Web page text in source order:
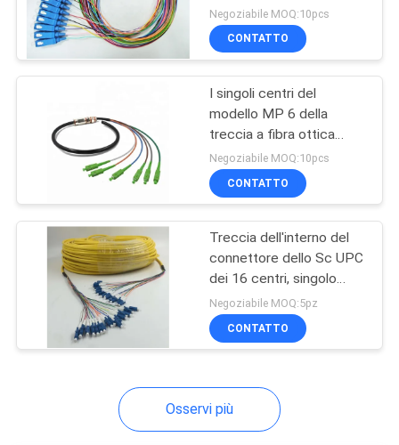
Fibra ottica Splitter
connettori per fibre
ottiche
vassoio a fibra
fibra di amplificatore
stretto di 0.9mm
scelgono la treccia di
Negoziabile MOQ:10pcs
CONTATTO
I singoli centri del
modello MP 6 della
treccia a fibra ottica
impermeabile di SC/APC
con il connettore dello
Sc APC
Negoziabile MOQ:10pcs
CONTATTO
Treccia dell'interno del
connettore dello Sc UPC
dei 16 centri, singolo
modo di 16 fibre della
treccia dell'interno dello
Sc
Negoziabile MOQ:5pz
CONTATTO
Osservi più